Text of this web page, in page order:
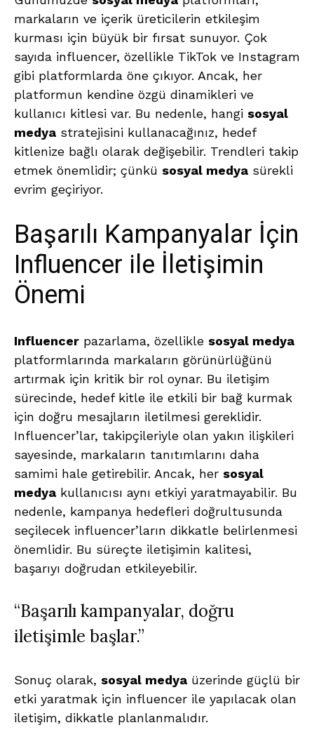
markaların ve içerik üreticilerin etkileşim
kurması için büyük bir fırsat sunuyor. Çok
sayıda influencer, özellikle TikTok ve Instagram
gibi platformlarda öne çıkıyor. Ancak, her
platformun kendine özgü dinamikleri ve
kullanıcı kitlesi var. Bu nedenle, hangi sosyal
medya stratejisini kullanacağınız, hedef
kitlenize bağlı olarak değişebilir. Trendleri takip
etmek önemlidir; çünkü sosyal medya sürekli
evrim geçiriyor.
Başarılı Kampanyalar İçin
Influencer ile İletişimin
Önemi
Influencer pazarlama, özellikle sosyal medya
platformlarında markaların görünürlüğünü
artırmak için kritik bir rol oynar. Bu iletişim
sürecinde, hedef kitle ile etkili bir bağ kurmak
için doğru mesajların iletilmesi gereklidir.
Influencer’lar, takipçileriyle olan yakın ilişkileri
sayesinde, markaların tanıtımlarını daha
samimi hale getirebilir. Ancak, her sosyal
medya kullanıcısı aynı etkiyi yaratmayabilir. Bu
nedenle, kampanya hedefleri doğrultusunda
seçilecek influencer’ların dikkatle belirlenmesi
önemlidir. Bu süreçte iletişimin kalitesi,
başarıyı doğrudan etkileyebilir.
“Başarılı kampanyalar, doğru
iletişimle başlar.”
Sonuç olarak, sosyal medya üzerinde güçlü bir
etki yaratmak için influencer ile yapılacak olan
iletişim, dikkatle planlanmalıdır.